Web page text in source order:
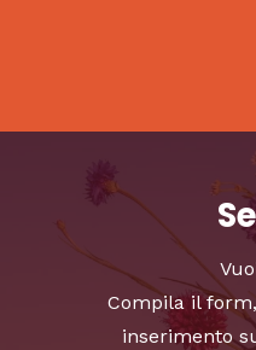
Compila il
inserimento